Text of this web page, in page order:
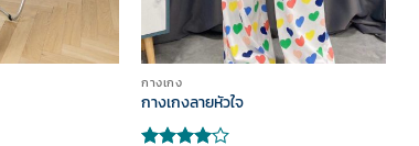
+
กางเกง
กางเกงลายหัวใจ